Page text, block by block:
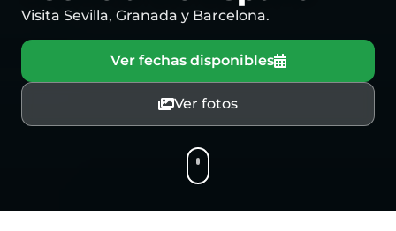
Visita Sevilla, Granada y Barcelona.
Ver fechas disponibles
Ver fotos